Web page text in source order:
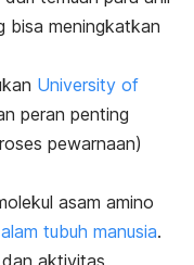
bisa meningkatkan
University of
peran penting
pewarnaan)
asam amino
tubuh manusia.